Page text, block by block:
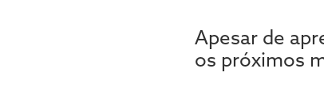
Apesar de
os próximos